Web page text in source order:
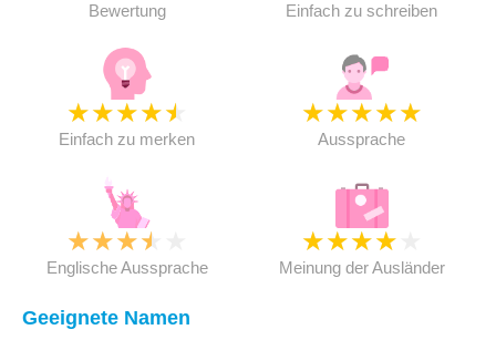
Bewertung Einfach zu schreiben
★★★★★
Einfach zu merken
★★★★★
Aussprache
★★★★
Englische Aussprache
★★★★
Meinung der Ausländer
Geeignete Namen